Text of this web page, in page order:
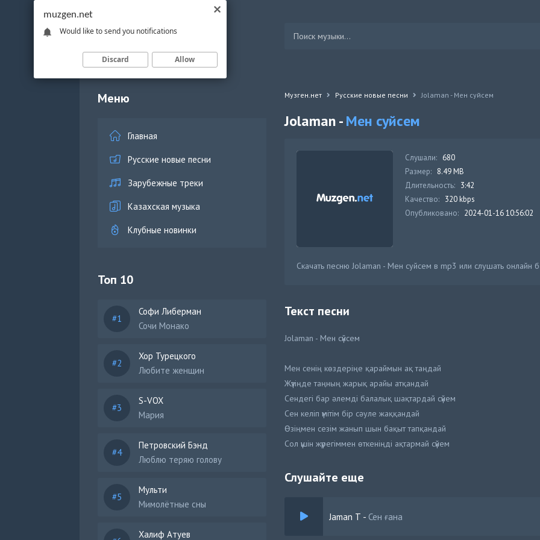
Меню
Главная
Русские новые песни
Зарубежные треки
Казахская музыка
Клубные новинки
Топ 10
Софи Либерман
Сочи Монако
Хор Турецкого
Любите женщин
S-VOX
Мария
Петровский Бэнд
Люблю теряю голову
Мульти
Мимолётные сны
Халиф Атуев
Музген.нет Русские новые песни Jolaman - Мен суйсем
Jolaman -Мен суйсем
Слушали: 680
Размер: 8.49 MB
Длительность: 3:42
Качество: 320 kbps
Опубликовано: 2024-01-16 10:56:02
Скачать песню Jolaman - Мен суйсем в mp3 или слушать онлайн
Текст песни
Jolaman - Мен сүйсем
Мен сенің көздеріңе қараймын ақ таңдай
Жүзіңде таңның жарық арайы атқандай
Сендегі бар әлемді балалық шақтардай сүйем
Сен келіп үмітім бір сәуле жаққандай
Өзіңмен сезім жанып шын бақыт тапқандай
Сол үшін жүрегіммен өткеніңді ақтармай cүйем
Жәй ғана жәй ғана жәй ғана
Сүйіп өтем жүрекпен сүйгенім-ай
Слушайте еще
Jaman T - Сен ғана
muzgen.net
Would like to send you notifications
Discard Allow